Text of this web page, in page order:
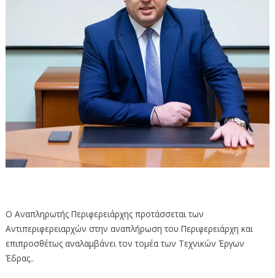
Ο Αναπληρωτής Περιφερειάρχης προτάσσεται των
Αντιπεριφερειαρχών στην αναπλήρωση του Περιφερειάρχη και
επιπροσθέτως αναλαμβάνει τον τομέα των Τεχνικών Έργων
Έδρας..